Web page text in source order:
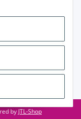
byJTL-Shop